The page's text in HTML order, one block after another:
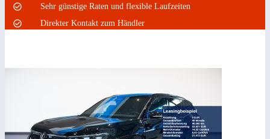
Sehr günstige Raten und flexible Laufzeiten
Direkter Kontakt zum Händler